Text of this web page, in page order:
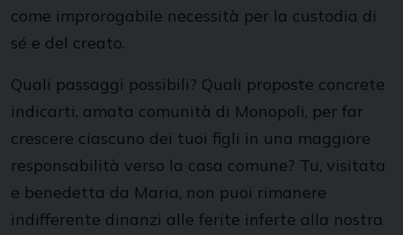
come improrogabile necessità per la custodia di
sé e del creato.
Quali passaggi possibili? Quali proposte concrete
indicarti, amata comunità di Monopoli, per far
crescere ciascuno dei tuoi figli in una maggiore
responsabilità verso la casa comune? Tu, visitata
e benedetta da Maria, non puoi rimanere
indifferente dinanzi alle ferite inferte alla nostra